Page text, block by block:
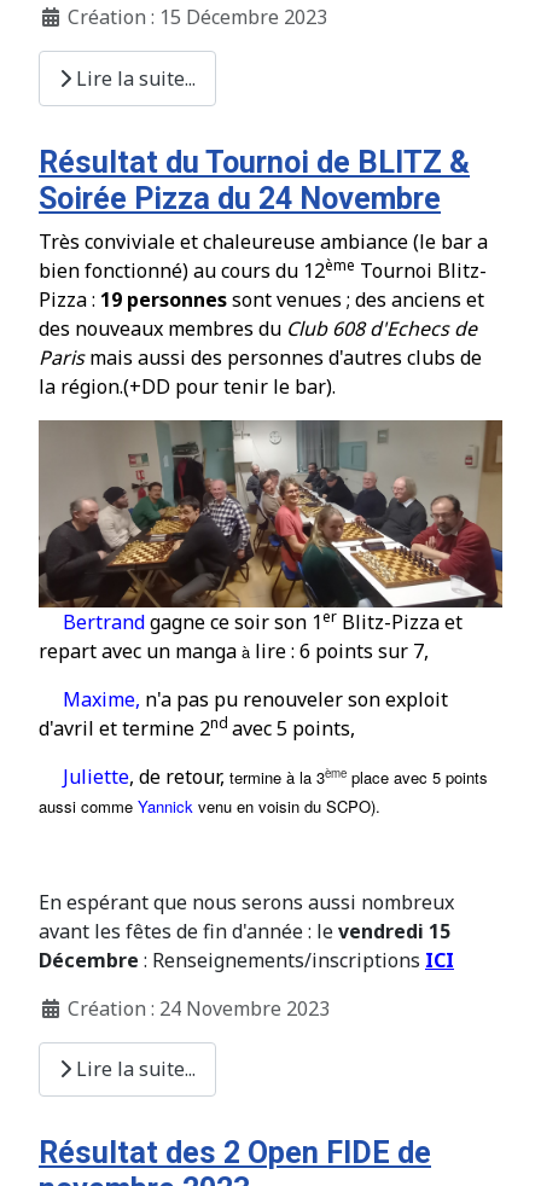
Création : 15 Décembre 2023
Lire la suite...
Résultat du Tournoi de BLITZ &
Soirée Pizza du 24 Novembre
Très conviviale et chaleureuse ambiance (le bar a
bien fonctionné) au cours du 12ème Tournoi Blitz-
Pizza : 19 personnessont venues ; des anciens et
des nouveaux membres du Club 608 d'Echecs de
Parismais aussi des personnes d'autres clubs de
la région.(+DD pour tenir le bar).
Bertrandgagne ce soir son 1er Blitz-Pizza et
repart avec un manga à lire : 6 points sur 7,
Maxime, n'a pas pu renouveler son exploit
d'avril ettermine 2nd avec 5 points,
Juliette, de retour, termine à la 3ème place avec 5 points
aussi comme Yannick venu en voisin du SCPO).
En espérant que nous serons aussi nombreux
avant les fêtes de fin d'année : levendredi 15
Décembre : Renseignements/inscriptions ICI
Création : 24 Novembre 2023
Lire la suite...
Résultat des 2 Open FIDE de